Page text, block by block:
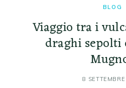
BLOG
Viaggio tra i
draghi sepolti
8